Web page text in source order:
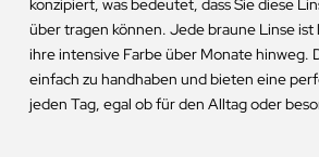
konzipiert, was bedeutet, dass Sie diese
über tragen können. Jede braune Linse
ihre intensive Farbe über Monate hinweg.
einfach zu handhaben und bieten eine
jeden Tag, egal ob für den Alltag oder